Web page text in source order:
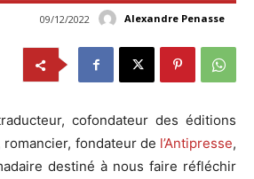
Alexandre Penasse
09/12/2022
cofondateur des éditions
fondateur de l’Antipresse,
destiné à nous faire réfléchir